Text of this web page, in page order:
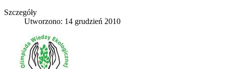
Szczegóły
Utworzono: 14 grudzień 2010